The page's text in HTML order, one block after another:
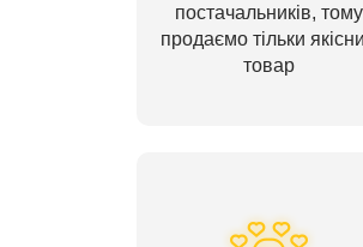
постачальників, тому
продаємо тільки
товар